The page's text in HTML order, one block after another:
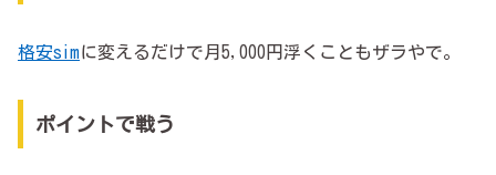
格安simに変えるだけで月5,000円浮くこともザラやで。
ポイントで戦う